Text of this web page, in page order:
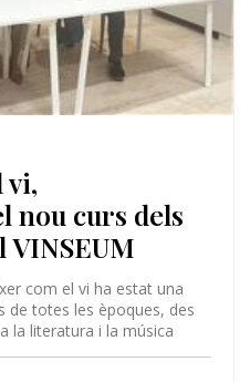
vi,
nou curs dels
VINSEUM
com el vi ha estat una
de totes les èpoques, des
la literatura i la música